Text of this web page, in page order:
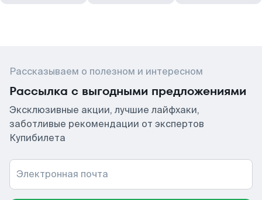
Рассказываем о полезном и интересном
Рассылка с выгодными предложениями
Эксклюзивные акции, лучшие лайфхаки,
заботливые рекомендации от экспертов
Купибилета
Электронная почта